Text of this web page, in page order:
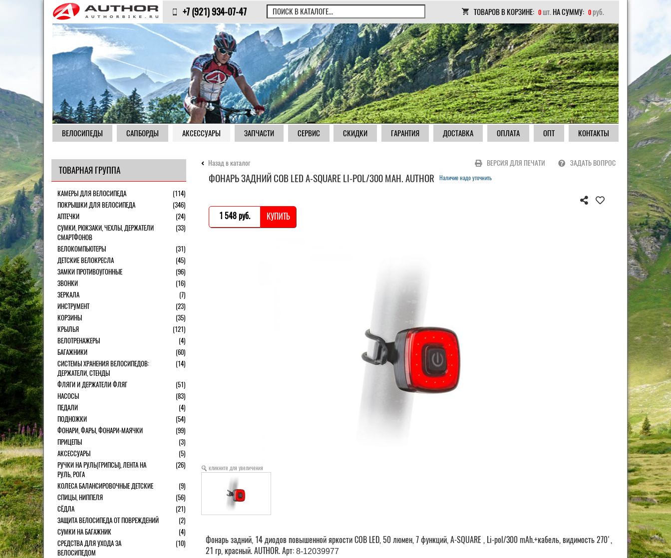
+7 (921) 934-07-47 ТОВАРОВ В КОРЗИНЕ: 0 шт. НА СУММУ: 0 руб.
ВЕЛОСИПЕДЫ САПБОРДЫ АКСЕССУАРЫ ЗАПЧАСТИ СЕРВИС СКИДКИ ГАРАНТИЯ ДОСТАВКА ОПЛАТА ОПТ КОНТАКТЫ
Назад в каталог ВЕРСИЯ ДЛЯ ПЕЧАТИ ЗАДАТЬ ВОПРОС
ФОНАРЬ ЗАДНИЙ COB LED A-SQUARE LI-POL/300 MAH. AUTHOR Наличие надо уточнить
1 548 pуб. КУПИТЬ
кликните для увеличения
Фонарь задний, 14 диодов повышенной яркости COB LED, 50 люмен, 7 функций, A-SQUARE , Li-pol/300 mAh.+кабель, видимость 270',
21 гр, красный. AUTHOR. Арт: 8-12039977
ТОВАРНАЯ ГРУППА
КАМЕРЫ ДЛЯ ВЕЛОСИПЕДА
(114)
ПОКРЫШКИ ДЛЯ ВЕЛОСИПЕДА
(346)
АПТЕЧКИ
(24)
СУМКИ, РЮКЗАКИ, ЧЕХЛЫ, ДЕРЖАТЕЛИ
СМАРТФОНОВ
(33)
ВЕЛОКОМПЬЮТЕРЫ
(31)
ДЕТСКИЕ ВЕЛОКРЕСЛА
(45)
ЗАМКИ ПРОТИВОУГОННЫЕ
(96)
ЗВОНКИ
(16)
ЗЕРКАЛА
(7)
ИНСТРУМЕНТ
(23)
КОРЗИНЫ
(35)
КРЫЛЬЯ
(121)
ВЕЛОТРЕНАЖЕРЫ
(4)
БАГАЖНИКИ
(60)
СИСТЕМЫ ХРАНЕНИЯ ВЕЛОСИПЕДОВ:
ДЕРЖАТЕЛИ, СТЕНДЫ
(14)
ФЛЯГИ И ДЕРЖАТЕЛИ ФЛЯГ
(51)
НАСОСЫ
(83)
ПЕДАЛИ
(4)
ПОДНОЖКИ
(54)
ФОНАРИ, ФАРЫ, ФОНАРИ-МАЯЧКИ
(99)
ПРИЦЕПЫ
(3)
АКСЕССУАРЫ
(5)
РУЧКИ НА РУЛЬ(ГРИПСЫ), ЛЕНТА НА
РУЛЬ, РОГА
(26)
КОЛЕСА БАЛАНСИРОВОЧНЫЕ ДЕТСКИЕ
(9)
СПИЦЫ, НИППЕЛЯ
(56)
СЁДЛА
(21)
ЗАЩИТА ВЕЛОСИПЕДА ОТ ПОВРЕЖДЕНИЙ
(2)
СУМКИ НА БАГАЖНИК
(4)
СРЕДСТВА ДЛЯ УХОДА ЗА
ВЕЛОСИПЕДОМ
(10)